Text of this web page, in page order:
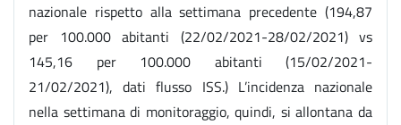
nazionale rispetto alla settimana precedente (194,87
per 100.000 abitanti (22/02/2021-28/02/2021) vs
145,16 per 100.000 abitanti (15/02/2021-
21/02/2021), dati flusso ISS.) L’incidenza nazionale
nella settimana di monitoraggio, quindi, si allontana da